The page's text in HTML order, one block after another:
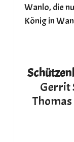
Wanlo, die
König in
Gerrit